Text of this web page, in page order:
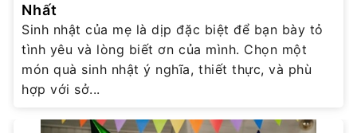
Nhất
Sinh nhật của mẹ là dịp đặc biệt để bạn bày tỏ
tình yêu và lòng biết ơn của mình. Chọn một
món quà sinh nhật ý nghĩa, thiết thực, và phù
hợp với sở...